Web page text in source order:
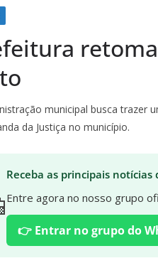
municipal busca trazer
da Justiça no município.
Receba as principais notícias
Entre agora no nosso grupo
👉 Entrar no grupo do